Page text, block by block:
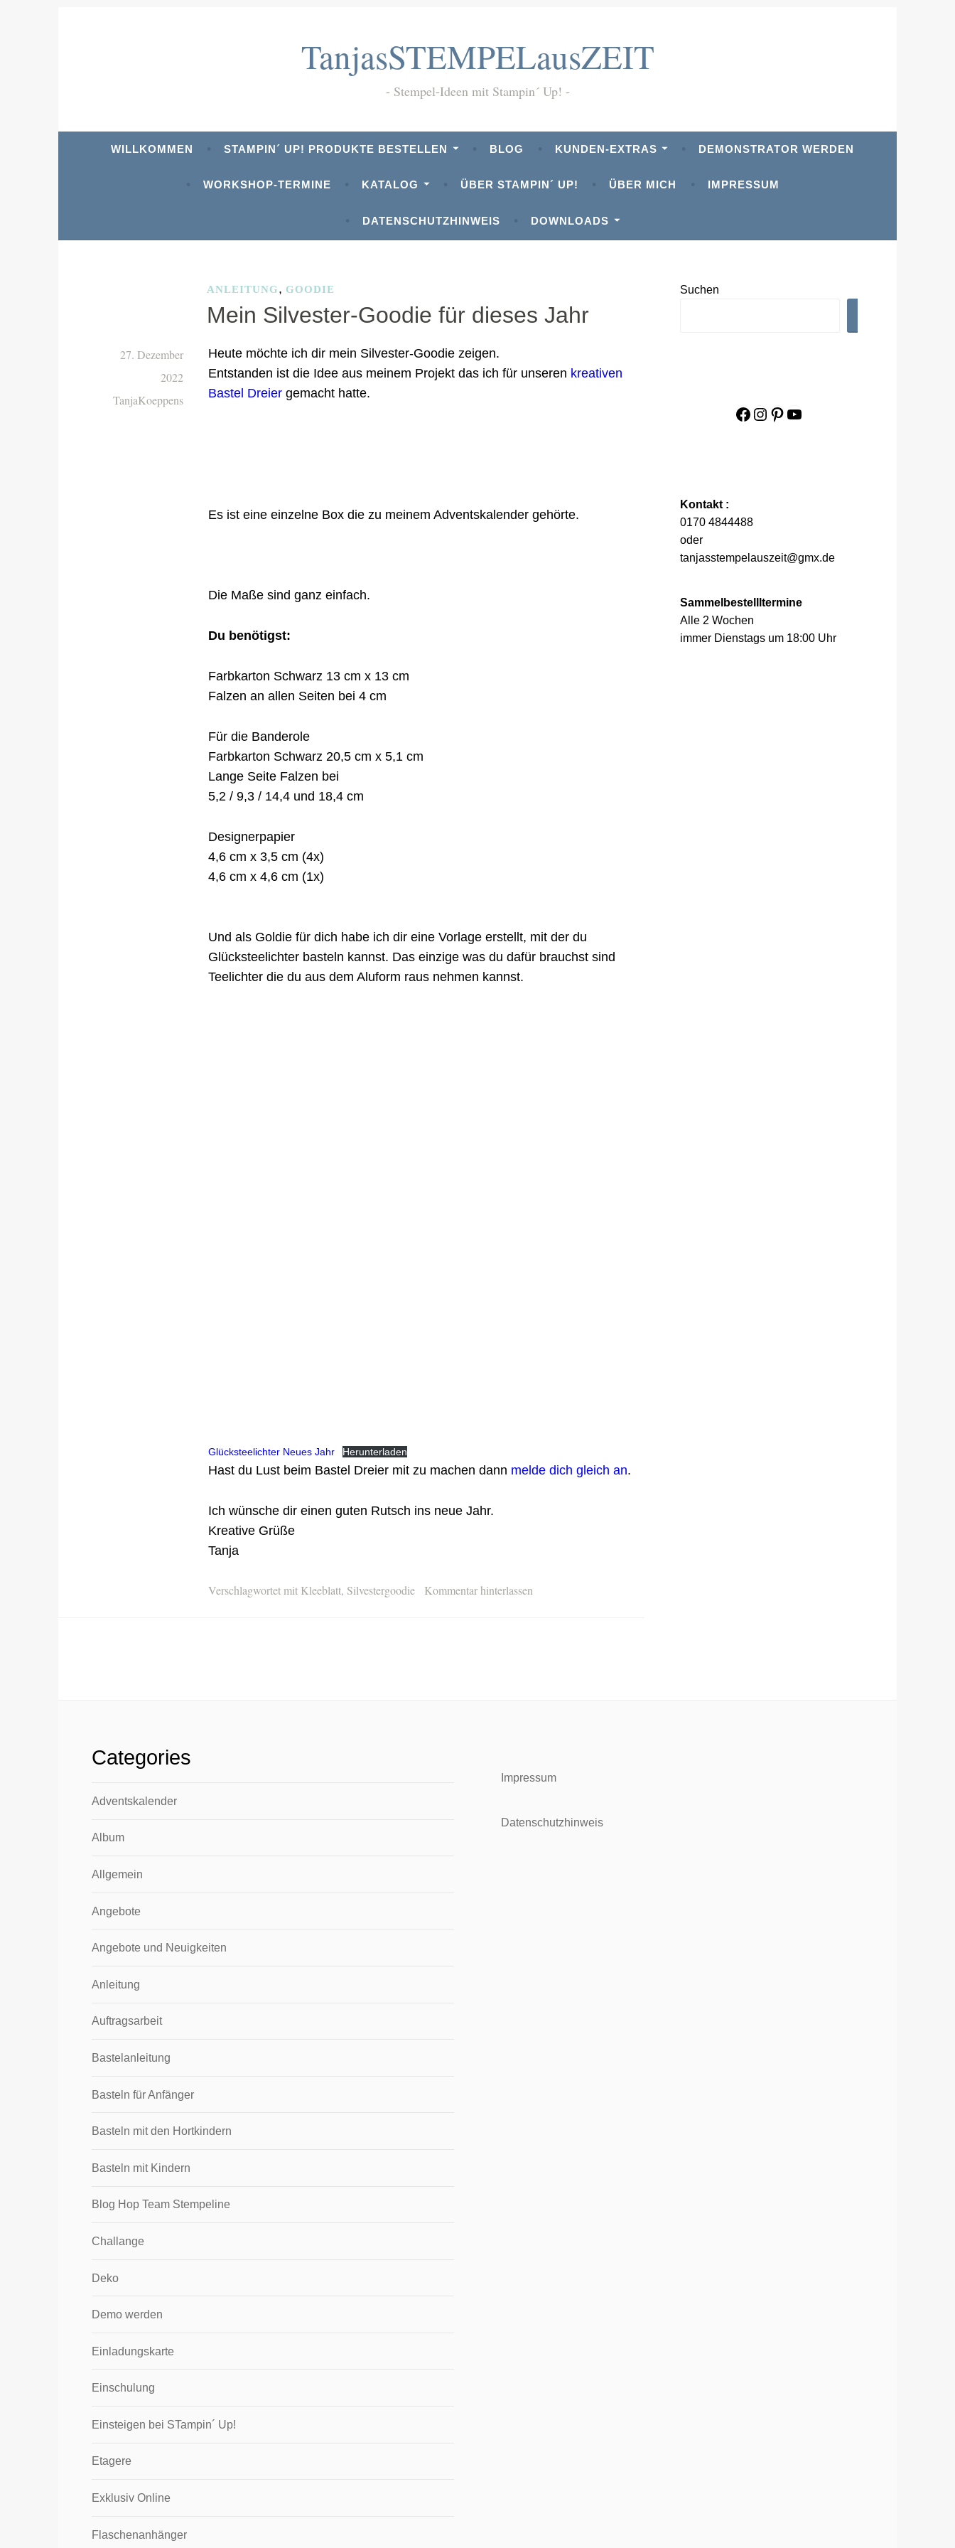
TanjasSTEMPELausZEIT
Stempel-Ideen mit Stampin´ Up!
WILLKOMMEN STAMPIN´ UP! PRODUKTE BESTELLEN BLOG KUNDEN-EXTRAS DEMONSTRATOR WERDEN
WORKSHOP-TERMINE KATALOG ÜBER STAMPIN´ UP! ÜBER MICH IMPRESSUM
DATENSCHUTZHINWEIS DOWNLOADS
SCHLAGWORT:KLEEBLATT
ANLEITUNG, GOODIE
Mein Silvester-Goodie für dieses Jahr
27. Dezember
2022
TanjaKoeppens
Heute möchte ich dir mein Silvester-Goodie zeigen.
Entstanden ist die Idee aus meinem Projekt das ich für unseren kreativen
Bastel Dreier gemacht hatte.
Es ist eine einzelne Box die zu meinem Adventskalender gehörte.
Die Maße sind ganz einfach.
Du benötigst:
Farbkarton Schwarz 13 cm x 13 cm
Falzen an allen Seiten bei 4 cm
Für die Banderole
Farbkarton Schwarz 20,5 cm x 5,1 cm
Lange Seite Falzen bei
5,2 / 9,3 / 14,4 und 18,4 cm
Designerpapier
4,6 cm x 3,5 cm (4x)
4,6 cm x 4,6 cm (1x)
Und als Goldie für dich habe ich dir eine Vorlage erstellt, mit der du
Glücksteelichter basteln kannst. Das einzige was du dafür brauchst sind
Teelichter die du aus dem Aluform raus nehmen kannst.
Glücksteelichter Neues Jahr Herunterladen
Hast du Lust beim Bastel Dreier mit zu machen dann melde dich gleich an.
Ich wünsche dir einen guten Rutsch ins neue Jahr.
Kreative Grüße
Tanja
Verschlagwortet mit Kleeblatt, Silvestergoodie Kommentar hinterlassen
Suchen
Facebook
Instagram
Pinterest
YouTube
Kontakt :
0170 4844488
oder
tanjasstempelauszeit@gmx.de
Sammelbestellltermine
Alle 2 Wochen
immer Dienstags um 18:00 Uhr
Categories
Adventskalender
Album
Allgemein
Angebote
Angebote und Neuigkeiten
Anleitung
Auftragsarbeit
Bastelanleitung
Basteln für Anfänger
Basteln mit den Hortkindern
Basteln mit Kindern
Blog Hop Team Stempeline
Challange
Deko
Demo werden
Einladungskarte
Einschulung
Einsteigen bei STampin´ Up!
Etagere
Exklusiv Online
Flaschenanhänger
Impressum
Datenschutzhinweis